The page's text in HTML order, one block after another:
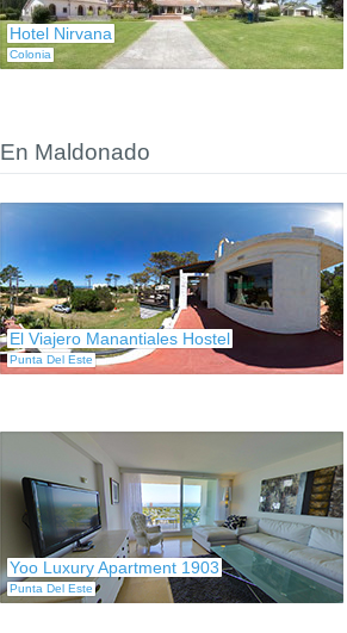
Hotel Nirvana
Colonia
En Maldonado
El Viajero Manantiales Hostel
Punta Del Este
Yoo Luxury Apartment 1903
Punta Del Este